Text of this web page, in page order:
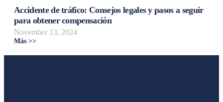
Accidente de tráfico: Consejos legales y pasos a seguir
para obtener compensación
November 13, 2024
Más >>